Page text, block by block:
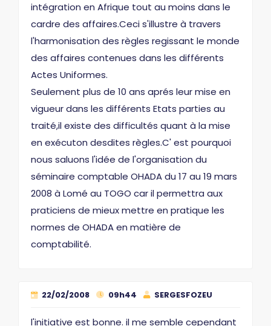
intégration en Afrique tout au moins dans le
cardre des affaires.Ceci s'illustre à travers
l'harmonisation des règles regissant le monde
des affaires contenues dans les différents
Actes Uniformes.
Seulement plus de 10 ans aprés leur mise en
vigueur dans les différents Etats parties au
traité,il existe des difficultés quant à la mise
en exécuton desdites règles.C' est pourquoi
nous saluons l'idée de l'organisation du
séminaire comptable OHADA du 17 au 19 mars
2008 à Lomé au TOGO car il permettra aux
praticiens de mieux mettre en pratique les
normes de OHADA en matière de
comptabilité.
22/02/2008 09h44 SERGESFOZEU
l'initiative est bonne. il me semble cependant